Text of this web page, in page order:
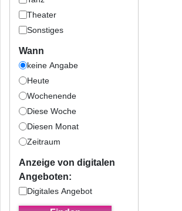
Theater
Sonstiges
Wann
keine Angabe
Heute
Wochenende
Diese Woche
Diesen Monat
Zeitraum
Anzeige von digitalen
Angeboten:
Digitales Angebot